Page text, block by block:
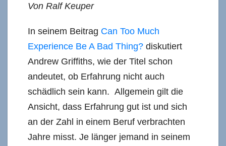
Von Ralf Keuper
In seinem Beitrag Can Too Much
Experience Be A Bad Thing? diskutiert
Andrew Griffiths, wie der Titel schon
andeutet, ob Erfahrung nicht auch
schädlich sein kann. Allgemein gilt die
Ansicht, dass Erfahrung gut ist und sich
an der Zahl in einem Beruf verbrachten
Jahre misst. Je länger jemand in seinem